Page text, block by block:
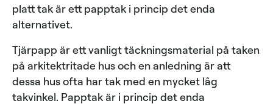
platt tak är ett papptak i princip det enda
alternativet.
Tjärpapp är ett vanligt täckningsmaterial på taken
på arkitektritade hus och en anledning är att
dessa hus ofta har tak med en mycket låg
takvinkel. Papptak är i princip det enda